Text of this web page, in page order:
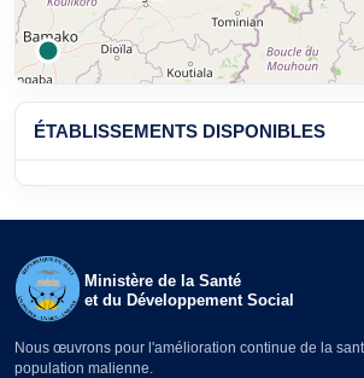
ÉTABLISSEMENTS DISPONIBLES
Ministère de la Santé
et du Développement Social
Nous œuvrons pour l'amélioration continue de la
population malienne.